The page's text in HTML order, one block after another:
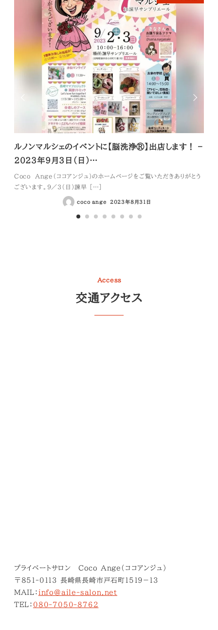
ルノンマルシェのイベントに【脳洗浄®】出店します！ –
2023年９月３日（日）…
Coco Ange（ココアンジュ）のホームページをご覧いただきありがとう
ございます。９／３（日）諫早 […]
coco ange 2023年8月31日
Access
交通アクセス
プライベートサロン Coco Ange(ココアンジュ)
〒851-0113 長崎県長崎市戸石町１５１９−１３
MAIL： info@aile-salon.net
TEL： 080-7050-8762